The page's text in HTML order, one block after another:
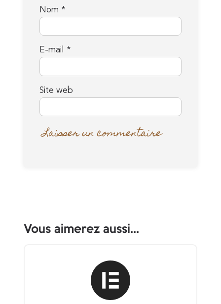
Nom *
E-mail *
Site web
Vous aimerez aussi...